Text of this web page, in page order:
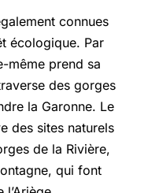
connues
écologique. Par
même prend sa
des gorges
la Garonne. Le
des sites naturels
de la Rivière,
qui font